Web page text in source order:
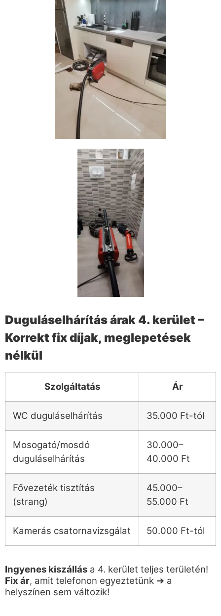
Duguláselhárítás árak 4. kerület –
Korrekt fix díjak, meglepetések
nélkül
Szolgáltatás Ár
WC duguláselhárítás 35.000 Ft-tól
Mosogató/mosdó
duguláselhárítás
30.000–
40.000 Ft
Fővezeték tisztítás
(strang)
45.000–
55.000 Ft
Kamerás csatornavizsgálat 50.000 Ft-tól
Ingyenes kiszállás a 4. kerület teljes területén!
Fix ár, amit telefonon egyeztetünk ➔ a
helyszínen sem változik!